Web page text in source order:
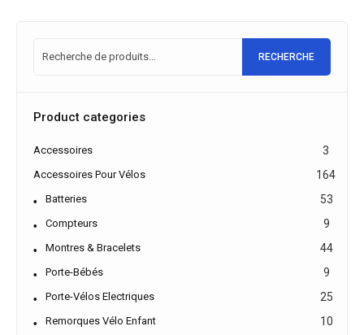
RECHERCHE
Product categories
Accessoires 3
Accessoires Pour Vélos 164
Batteries 53
Compteurs 9
Montres & Bracelets 44
Porte-Bébés 9
Porte-Vélos Electriques 25
Remorques Vélo Enfant 10